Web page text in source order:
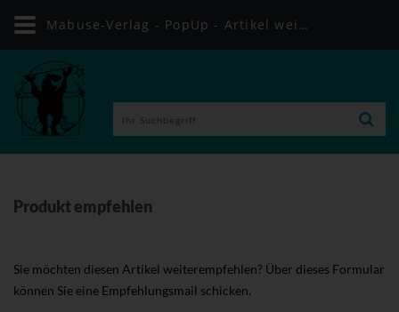
Produkt empfehlen
Sie möchten diesen Artikel weiterempfehlen? Über dieses Formular
können Sie eine Empfehlungsmail schicken.
Mabuse-Verlag - PopUp - Artikel weiterempfehlen